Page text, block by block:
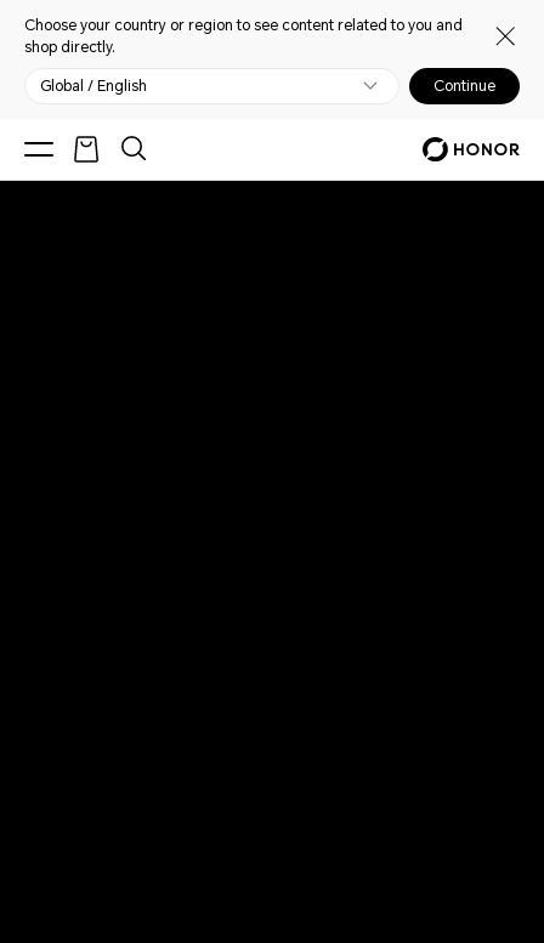
Choose your country or region to see content related to you and
shop directly.
Global / English Continue